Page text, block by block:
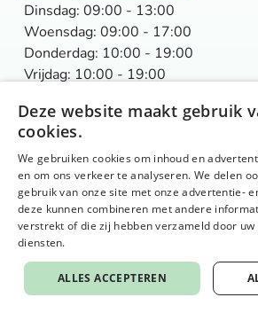
Dinsdag: 09:00 - 13:00
Woensdag: 09:00 - 17:00
Donderdag: 10:00 - 19:00
Vrijdag: 10:00 - 19:00
Contact
info@nurtureyournature.nl
06-40260475
John F. Kennedyplein 20 in
Ik wil
Makkelijker bewegen zonder pijn
Beter slapen & minder stress
Minder last van allergieën
Deze website maakt gebruik
cookies.
We gebruiken cookies om inhoud en
en om ons verkeer te analyseren. We delen
gebruik van onze site met onze advertentie-
deze kunnen combineren met andere
verstrekt of die zij hebben verzameld door
diensten.
ALLES ACCEPTEREN